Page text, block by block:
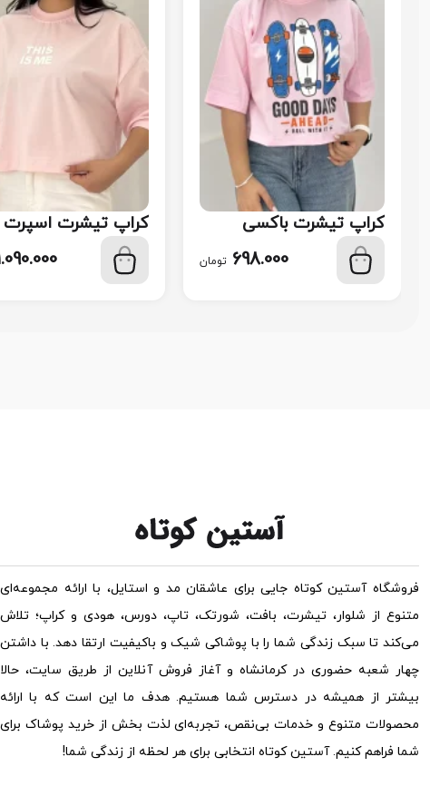
کراپ تیشرت باکسی
اسکیت‌برد کد 122 698.000 تومان
کراپ تیشرت
117
فروشگاه آستین کوتاه جایی برای عاشقان مد و استایل، با ارائه مجموعه‌ای
متنوع از شلوار، تیشرت، بافت، شورتک، تاپ، دورس، هودی و کراپ؛ تلاش
می‌کند تا سبک زندگی شما را با پوشاکی شیک و باکیفیت ارتقا دهد. با داشتن
چهار شعبه حضوری در کرمانشاه و آغاز فروش آنلاین از طریق سایت، حالا
بیشتر از همیشه در دسترس شما هستیم. هدف ما این است که با ارائه
محصولات متنوع و خدمات بی‌نقص، تجربه‌ای لذت بخش از خرید پوشاک برای
شما فراهم کنیم. آستین کوتاه انتخابی برای هر لحظه از زندگی شما!